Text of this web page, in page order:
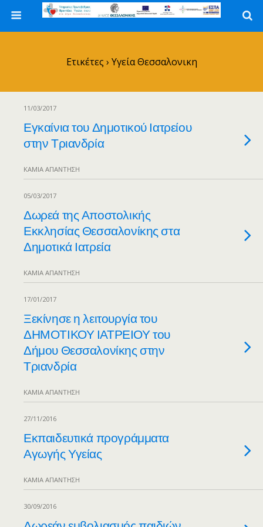
Ετικέτες › Υγεία Θεσσαλονικη
11/03/2017
Εγκαίνια του Δημοτικού Ιατρείου
στην Τριανδρία
ΚΑΜΊΑ ΑΠΆΝΤΗΣΗ
05/03/2017
Δωρεά της Αποστολικής
Εκκλησίας Θεσσαλονίκης στα
Δημοτικά Ιατρεία
ΚΑΜΊΑ ΑΠΆΝΤΗΣΗ
17/01/2017
Ξεκίνησε η λειτουργία του
ΔΗΜΟΤΙΚΟΥ ΙΑΤΡΕΙΟΥ του
Δήμου Θεσσαλονίκης στην
Τριανδρία
ΚΑΜΊΑ ΑΠΆΝΤΗΣΗ
27/11/2016
Εκπαιδευτικά προγράμματα
Αγωγής Υγείας
ΚΑΜΊΑ ΑΠΆΝΤΗΣΗ
30/09/2016